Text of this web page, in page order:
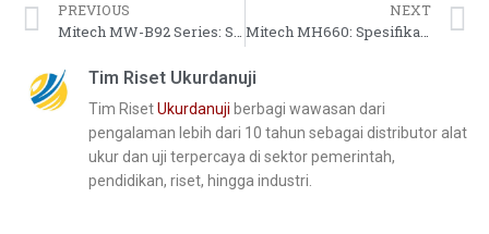
PREVIOUS
Mitech MW-B92 Series: Spesifikasi Hardness Tester untuk Quality Control Aluminium
NEXT
Mitech MH660: Spesifikasi Hardness Tester Portable untuk Quality Control Material
Tim Riset Ukurdanuji
Tim RisetUkurdanuji berbagi wawasan dari
pengalaman lebih dari 10 tahun sebagai distributor alat
ukur dan uji terpercaya di sektor pemerintah,
pendidikan, riset, hingga industri.